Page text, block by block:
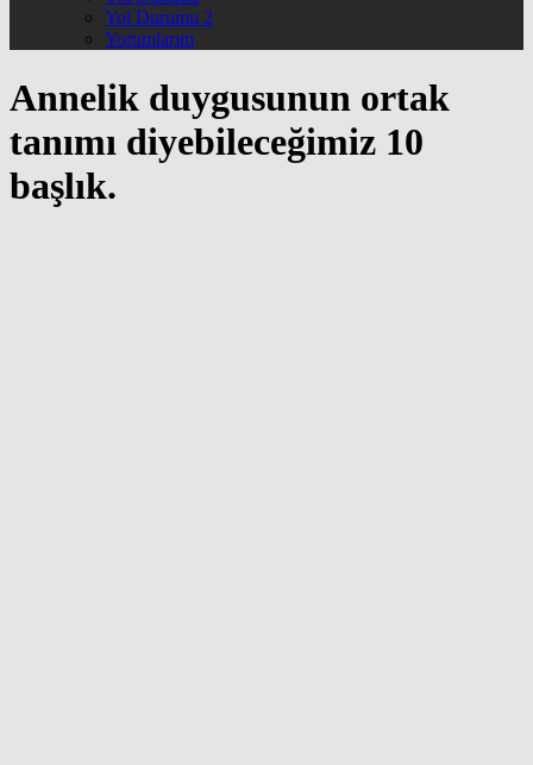
Yol Durumu 2
Yorumlarım
Annelik duygusunun ortak
tanımı diyebileceğimiz 10
başlık.